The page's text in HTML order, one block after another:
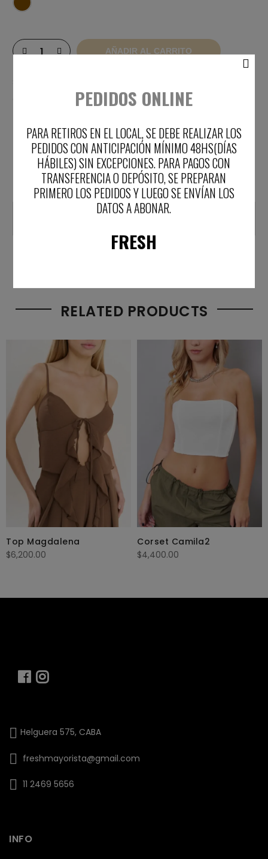
AÑADIR AL CARRITO
TOPS
Información adicional
RELATED PRODUCTS
Top Magdalena
$6,200.00
Corset Camila2
$4,400.00
Helguera 575, CABA
freshmayorista@gmail.com
11 2469 5656
INFO
PEDIDOS ONLINE
PARA RETIROS EN EL LOCAL, SE DEBE REALIZAR LOS
PEDIDOS CON ANTICIPACIÓN MÍNIMO 48HS(DÍAS
HÁBILES) SIN EXCEPCIONES.PARA PAGOS CON
TRANSFERENCIA O DEPÓSITO, SE PREPARAN
PRIMERO LOS PEDIDOS Y LUEGO SE ENVÍAN LOS
DATOS A ABONAR.
FRESH